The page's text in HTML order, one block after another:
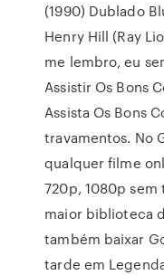
(1990) Dublado
Henry Hill (Ray
me lembro, eu
Assistir Os Bons
Assista Os Bons
travamentos. No
qualquer filme
720p, 1080p sem
maior biblioteca
também baixar
tarde em